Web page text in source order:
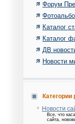
Форум
Каталог
Каталог
ДВ
Новости
Категории
Новости
Все, что
сайта,